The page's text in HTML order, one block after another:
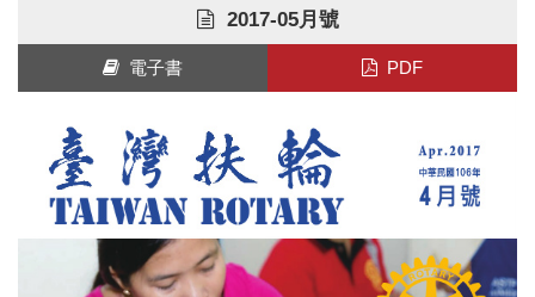
2017-05月號
電子書 PDF